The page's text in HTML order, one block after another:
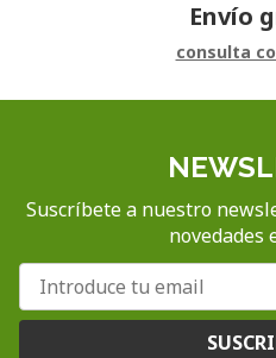
Envío
consulta
Suscríbete a nuestro
novedades